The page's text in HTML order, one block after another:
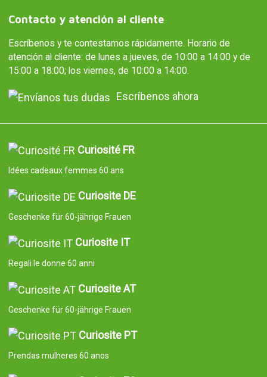
Contacto y atención al cliente
Escríbenos y te contestamos rápidamente. Horario de
atención al cliente: de lunes a jueves, de 10:00 a 14:00 y de
15:00 a 18:00; los viernes, de 10:00 a 14:00.
Escríbenos ahora
Curiosité FR
Idées cadeaux femmes 60 ans
Curiosite DE
Geschenke für 60-jährige Frauen
Curiosite IT
Regali le donne 60 anni
Curiosite AT
Geschenke für 60-jährige Frauen
Curiosite PT
Prendas mulheres 60 anos